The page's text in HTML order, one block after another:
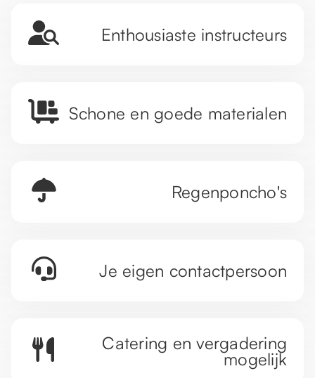
Enthousiaste instructeurs
Schone en goede materialen
Regenponcho's
Je eigen contactpersoon
Catering en vergadering
mogelijk